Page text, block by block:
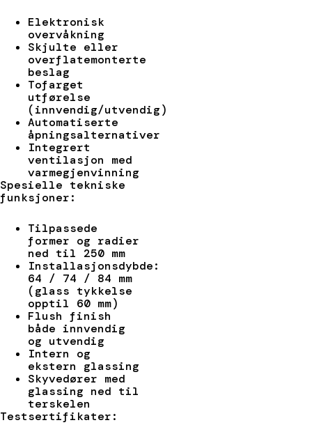
Elektronisk
overvåkning
Skjulte eller
overflatemonterte
beslag
Tofarget
utførelse
(innvendig/utvendig)
Automatiserte
åpningsalternativer
Integrert
ventilasjon med
varmegjenvinning
Spesielle tekniske
funksjoner:
Tilpassede
former og radier
ned til 250 mm
Installasjonsdybde:
64 / 74 / 84 mm
(glass tykkelse
opptil 60 mm)
Flush finish
både innvendig
og utvendig
Intern og
ekstern glassing
Skyvedører med
glassing ned til
terskelen
Testsertifikater: